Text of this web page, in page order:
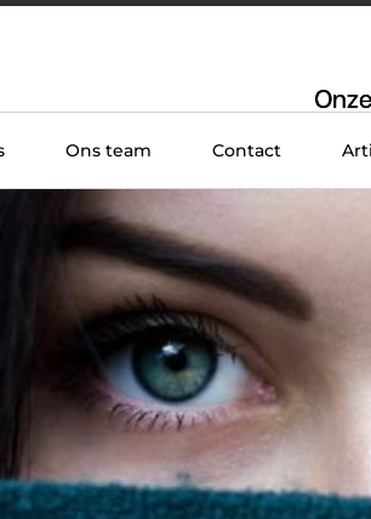
Ons team Contact